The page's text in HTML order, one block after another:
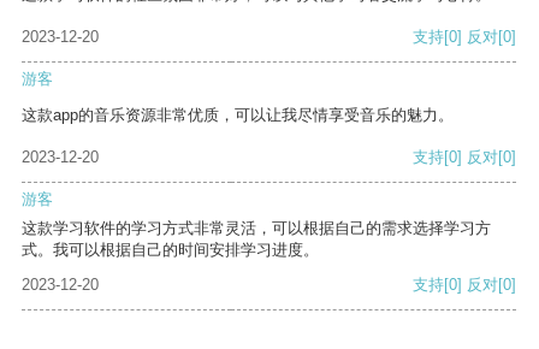
2023-12-20 支持[0] 反对[0]
游客
这款app的音乐资源非常优质，可以让我尽情享受音乐的魅力。
2023-12-20 支持[0] 反对[0]
游客
这款学习软件的学习方式非常灵活，可以根据自己的需求选择学习方
式。我可以根据自己的时间安排学习进度。
2023-12-20
支持[0] 反对[0]